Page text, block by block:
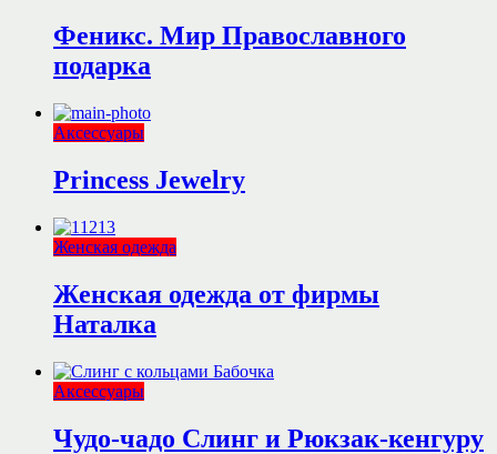
Феникс. Мир Православного
подарка
Аксессуары
Princess Jewelry
Женская одежда
Женская одежда от фирмы
Наталка
Аксессуары
Чудо-чадо Слинг и Рюкзак-кенгуру